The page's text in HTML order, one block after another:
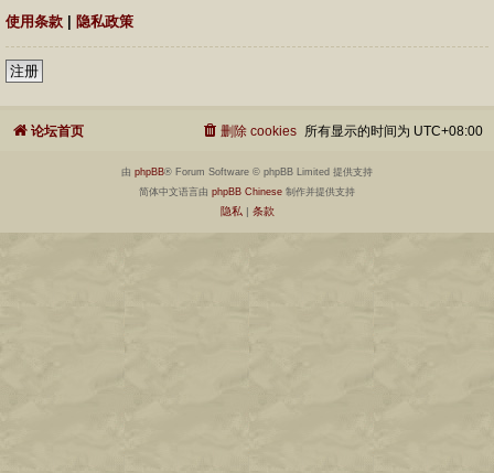
使用条款 隐私政策
注册
论坛首页 所有显示的时间为 UTC+08:00
删除 cookies
由 phpBB® Forum Software © phpBB Limited 提供支持
简体中文语言由 phpBB Chinese 制作并提供支持
隐私| 条款